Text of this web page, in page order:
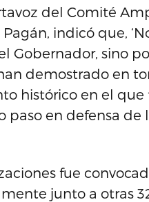
del Comité
indicó que,
Gobernador, sino
demostrado en
histórico en el
paso en defensa
fue
junto a otras